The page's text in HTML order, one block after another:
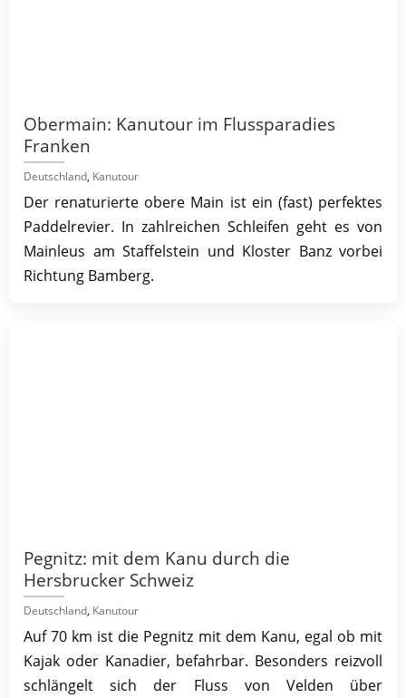
Obermain: Kanutour im Flussparadies
Franken
Deutschland, Kanutour
Der renaturierte obere Main ist ein (fast) perfektes
Paddelrevier. In zahlreichen Schleifen geht es von
Mainleus am Staffelstein und Kloster Banz vorbei
Richtung Bamberg.
Pegnitz: mit dem Kanu durch die
Hersbrucker Schweiz
Deutschland, Kanutour
Auf 70 km ist die Pegnitz mit dem Kanu, egal ob mit
Kajak oder Kanadier, befahrbar. Besonders reizvoll
schlängelt sich der Fluss von Velden über